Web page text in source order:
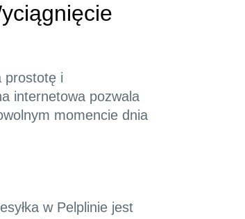
prostotę i
internetowa pozwala
momencie dnia
w Pelplinie jest